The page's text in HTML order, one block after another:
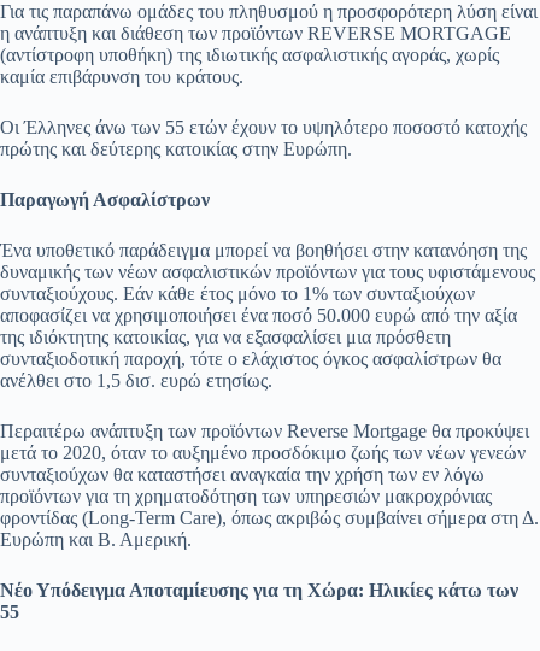
Για τις παραπάνω ομάδες του πληθυσμού η προσφορότερη λύση είναι
η ανάπτυξη και διάθεση των προϊόντων REVERSE MORTGAGE
(αντίστροφη υποθήκη) της ιδιωτικής ασφαλιστικής αγοράς, χωρίς
καμία επιβάρυνση του κράτους.
Oι Έλληνες άνω των 55 ετών έχουν το υψηλότερο ποσοστό κατοχής
πρώτης και δεύτερης κατοικίας στην Ευρώπη.
Παραγωγή Ασφαλίστρων
Ένα υποθετικό παράδειγμα μπορεί να βοηθήσει στην κατανόηση της
δυναμικής των νέων ασφαλιστικών προϊόντων για τους υφιστάμενους
συνταξιούχους. Εάν κάθε έτος μόνο το 1% των συνταξιούχων
αποφασίζει να χρησιμοποιήσει ένα ποσό 50.000 ευρώ από την αξία
της ιδιόκτητης κατοικίας, για να εξασφαλίσει μια πρόσθετη
συνταξιοδοτική παροχή, τότε ο ελάχιστος όγκος ασφαλίστρων θα
ανέλθει στο 1,5 δισ. ευρώ ετησίως.
Περαιτέρω ανάπτυξη των προϊόντων Reverse Mortgage θα προκύψει
μετά το 2020, όταν το αυξημένο προσδόκιμο ζωής των νέων γενεών
συνταξιούχων θα καταστήσει αναγκαία την χρήση των εν λόγω
προϊόντων για τη χρηματοδότηση των υπηρεσιών μακροχρόνιας
φροντίδας (Long-Term Care), όπως ακριβώς συμβαίνει σήμερα στη Δ.
Ευρώπη και Β. Αμερική.
Νέο Υπόδειγμα Αποταμίευσης για τη Χώρα: Ηλικίες κάτω των
55